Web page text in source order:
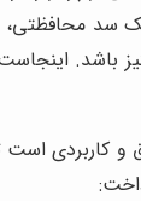
سد محافظتی،
باشد.
کاربردی است